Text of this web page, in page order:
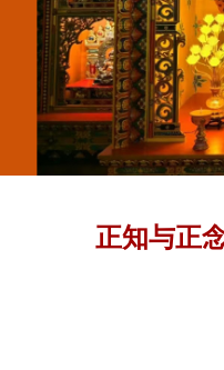
正知与正